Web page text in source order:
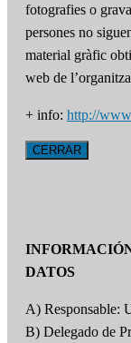
fotografies o
persones no
material gràfic
web de
+ info: http://
CERRAR
DATOS
A) Responsable:
B) Delegado de